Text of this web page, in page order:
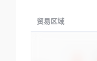
贸易区域